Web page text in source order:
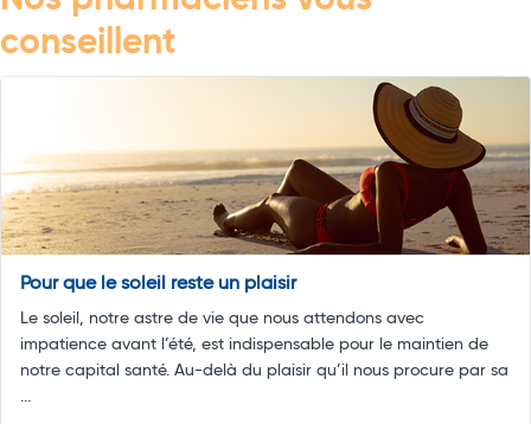
conseillent
Pour que le soleil reste un plaisir
Le soleil, notre astre de vie que nous attendons avec
impatience avant l’été, est indispensable pour le maintien de
notre capital santé. Au-delà du plaisir qu’il nous procure par sa
...